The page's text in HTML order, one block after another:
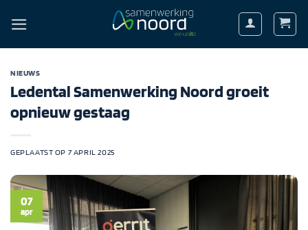
naar
NIEUWS
Ledental Samenwerking Noord groeit
opnieuw gestaag
GEPLAATST OP 7 APRIL 2025
07
apr